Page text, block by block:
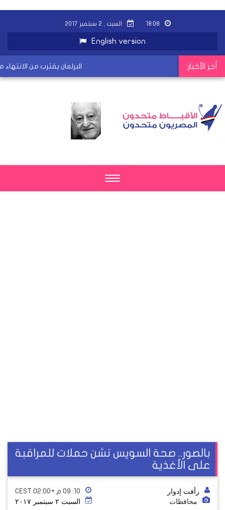
١٨:٠٨ السبت , ٢ سبتمبر ٢٠١٧
English version
أخر الأخبار: البرلمان يقترب من الانتهاء
Toggle
بالصور.. صحة السويس تشن حملات للمراقبة
على الأغذية
رأفت إدوار
محافظات
١٠: ٠٩ م +02:00 CEST
السبت ٢ سبتمبر ٢٠١٧